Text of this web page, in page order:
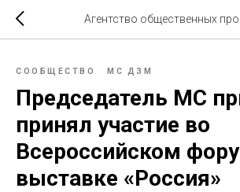
Агентство общественных
СООБЩЕСТВО МС ДЗМ
Председатель МС
принял участие во
Всероссийском
выставке «Россия»